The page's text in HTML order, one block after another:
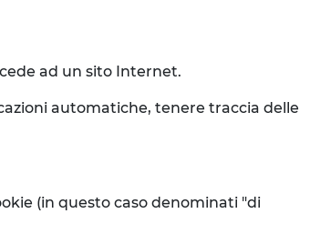
ad un sito Internet.
automatiche, tenere traccia delle
(in questo caso denominati "di